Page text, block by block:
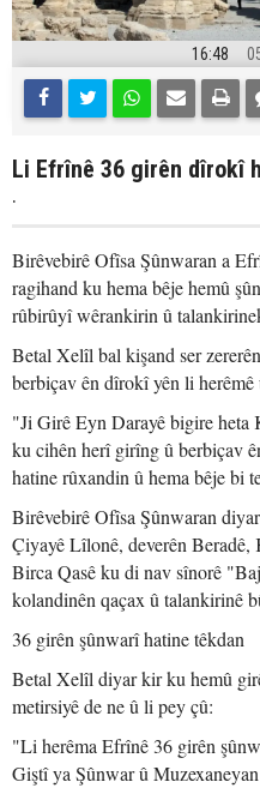
16:48
Li Efrînê 36 girên dîrokî
.
Birêvebirê Ofîsa Şûnwaran a
ragihand ku hema bêje hemû
rûbirûyî wêrankirin û
Betal Xelîl bal kişand ser
berbiçav ên dîrokî yên li herêmê
"Ji Girê Eyn Darayê bigire
ku cihên herî girîng û berbiçav
hatine rûxandin û hema bêje bi
Birêvebirê Ofîsa Şûnwaran
Çiyayê Lîlonê, deverên
Birca Qasê ku di nav sînorê
kolandinên qaçax û talankirinê
36 girên şûnwarî hatine têkdan
Betal Xelîl diyar kir ku hemû
metirsiyê de ne û li pey çû:
"Li herêma Efrînê 36 girên
Giştî ya Şûnwar û